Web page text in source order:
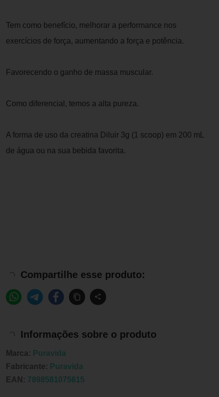
Tem como benefício, melhorar a performance nos
exercícios de força, aumentando a força e potência.
Favorecendo o ganho de massa muscular.
Como diferencial, temos a alta pureza.
A forma de uso da creatina Diluir 3g (1 scoop) em 200 mL
de água ou na sua bebida favorita.
Compartilhe esse produto:
Informações sobre o produto
Marca: Puravida
Fabricante: Puravida
EAN: 7898581075615